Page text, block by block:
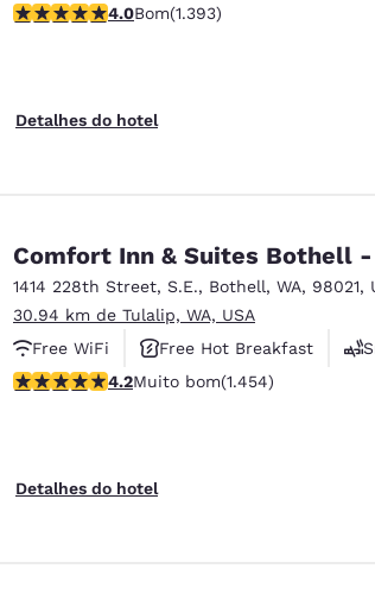
classificação 3.98 estrelas. Bom. 1393
4.0Bom(1.393)
Detalhes do hotel
Comfort Inn & Suites Bothell
1414 228th Street, S.E., Bothell, WA, 98021,
30.94 km de Tulalip, WA, USA
Free WiFi
Free Hot Breakfast
classificação 4.17 estrelas. Muito bom. 1454
4.2Muito bom(1.454)
Detalhes do hotel